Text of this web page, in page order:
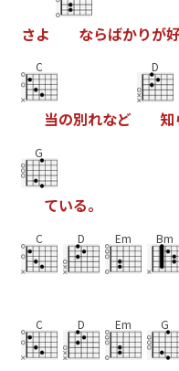
さよ ならばかりが
C
当の別れなど
D
知
G
ている。
C D Em Bm
C D Em G